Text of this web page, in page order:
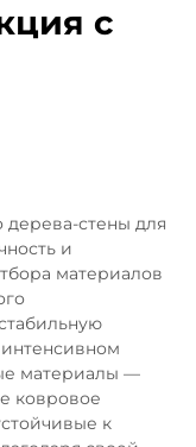
с
стены для
и
материалов
материалы —
ковровое
к